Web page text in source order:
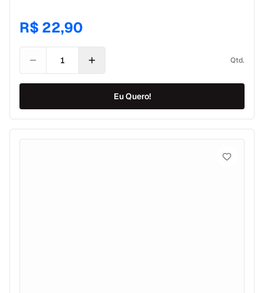
mundo esportivo, aqui a doçura do purê de batata-doce
esconde o frango desfiado suculento da Mamãe Fitness.
Hummmmm, você não pode deixar de incluir essa marmita
fit delicia no seu planejamento alimentar.
R$ 22,90
Qtd.
Eu Quero!